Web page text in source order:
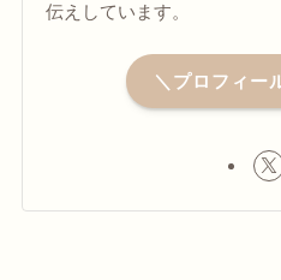
伝えしています。
＼プロフィー